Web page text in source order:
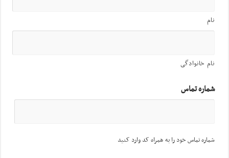
نام
نام خانوادگی
شماره تماس
شماره تماس خود را به همراه کد وارد کنید